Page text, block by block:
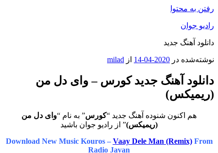
رفتن به محتوا
رادیو جوان
دانلود آهنگ جدید
نوشته‌شده در 2020-04-14 از milad
دانلود آهنگ جدید کورس – وای دل من
(ریمیکس)
هم اکنون شنوده آهنگ جدید “کورس” به نام “وای دل من
(ریمیکس)” از رادیو جوان باشید
Download New Music Kouros – Vaay Dele Man (Remix)From
Radio Javan